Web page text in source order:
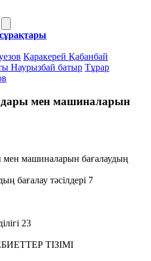
Қаракерей Қабанбай
Наурызбай батыр Тұрар
мен машиналарын
мен машиналарын бағалаудың
бағалау тәсілдері 7
23
ТІЗІМІ